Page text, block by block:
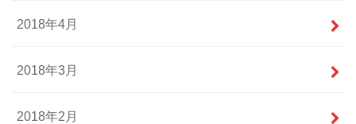
2018年4月
2018年3月
2018年2月